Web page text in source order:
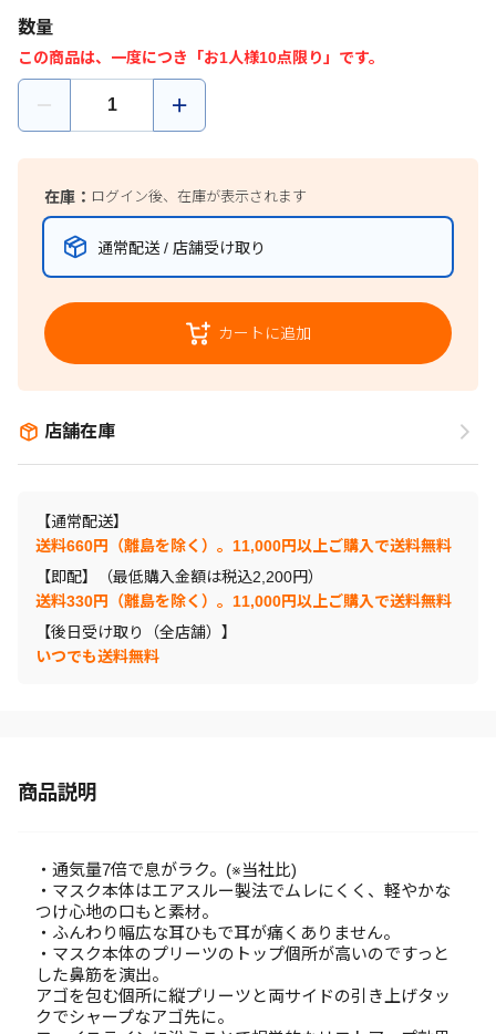
数量
この商品は、一度につき「お1人様10点限り」です。
在庫： ログイン後、在庫が表示されます
通常配送 / 店舗受け取り
カートに追加
店舗在庫
【通常配送】
送料660円（離島を除く）。11,000円以上ご購入で送料無料
【即配】（最低購入金額は税込2,200円）
送料330円（離島を除く）。11,000円以上ご購入で送料無料
【後日受け取り（全店舗）】
いつでも送料無料
商品説明
・通気量7倍で息がラク。(※当社比)
・マスク本体はエアスルー製法でムレにくく、軽やかな
つけ心地の口もと素材。
・ふんわり幅広な耳ひもで耳が痛くありません。
・マスク本体のプリーツのトップ個所が高いのですっと
した鼻筋を演出。
アゴを包む個所に縦プリーツと両サイドの引き上げタッ
クでシャープなアゴ先に。